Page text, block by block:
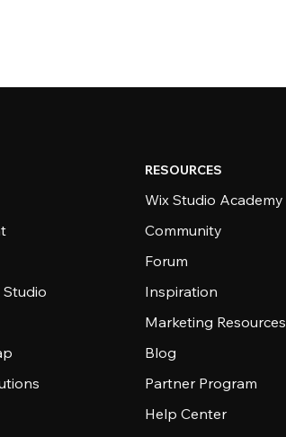
Studio
RESOURCES
Wix Studio Academy
Community
Forum
Inspiration
Marketing Resources
Blog
Partner Program
Help Center